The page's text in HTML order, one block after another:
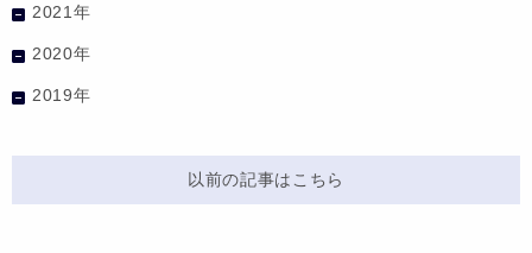
2021年
2020年
2019年
以前の記事はこちら